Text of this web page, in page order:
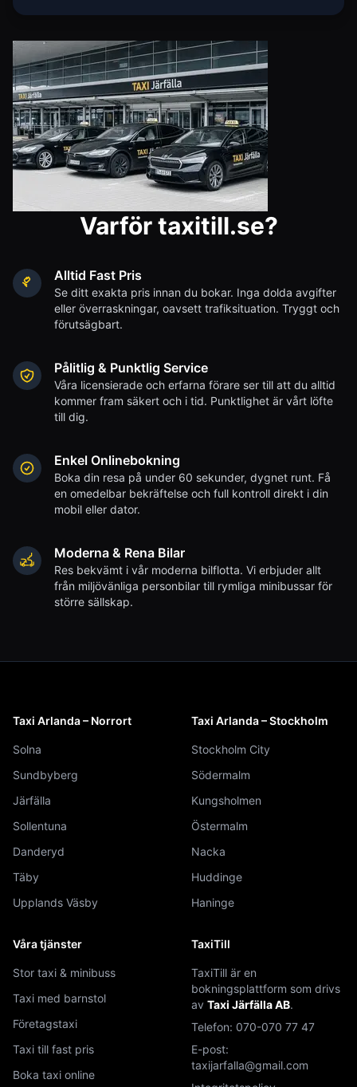
Varför taxitill.se?
Alltid Fast Pris
Se ditt exakta pris innan du bokar. Inga dolda avgifter
eller överraskningar, oavsett trafiksituation. Tryggt och
förutsägbart.
Pålitlig & Punktlig Service
Våra licensierade och erfarna förare ser till att du alltid
kommer fram säkert och i tid. Punktlighet är vårt löfte
till dig.
Enkel Onlinebokning
Boka din resa på under 60 sekunder, dygnet runt. Få
en omedelbar bekräftelse och full kontroll direkt i din
mobil eller dator.
Moderna & Rena Bilar
Res bekvämt i vår moderna bilflotta. Vi erbjuder allt
från miljövänliga personbilar till rymliga minibussar för
större sällskap.
Taxi Arlanda – Norrort
Solna
Sundbyberg
Järfälla
Sollentuna
Danderyd
Täby
Upplands Väsby
Taxi Arlanda – Stockholm
Stockholm City
Södermalm
Kungsholmen
Östermalm
Nacka
Huddinge
Haninge
Våra tjänster
Stor taxi & minibuss
Taxi med barnstol
Företagstaxi
Taxi till fast pris
Boka taxi online
TaxiTill
TaxiTill är en
bokningsplattform som drivs
av Taxi Järfälla AB.
Telefon: 070-070 77 47
E-post:
taxijarfalla@gmail.com